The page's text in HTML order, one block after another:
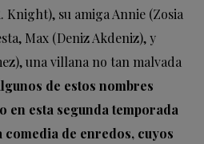
Knight), su amiga Annie (Zosia
Max (Deniz Akdeniz), y
una villana no tan malvada
de estos nombres
en esta segunda temporada
comedia de enredos, cuyos